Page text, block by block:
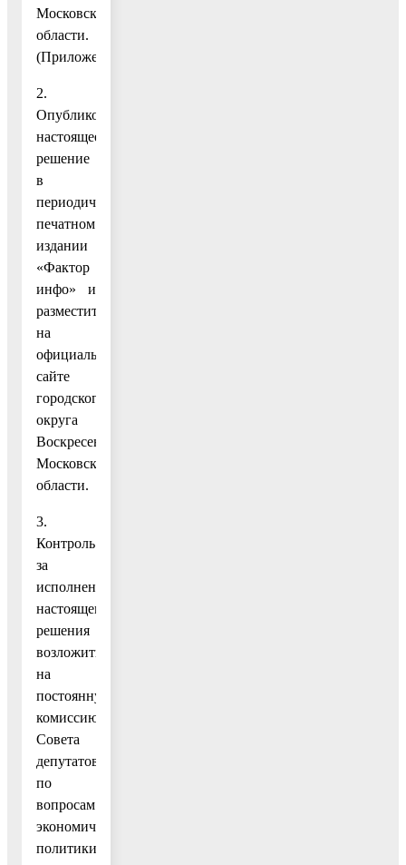
Московской
области.
(Приложение.)
2.
Опубликовать
настоящее
решение
в
периодическом
печатном
издании
«Фактор
инфо» и
разместить
на
официальном
сайте
городского
округа
Воскресенск
Московской
области.
3.
Контроль
за
исполнением
настоящего
решения
возложить
на
постоянную
комиссию
Совета
депутатов
по
вопросам
экономической
политики,